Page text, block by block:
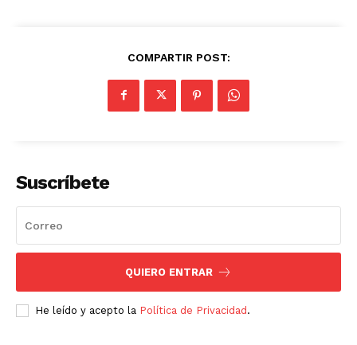
COMPARTIR POST:
Suscríbete
QUIERO ENTRAR
He leído y acepto la Política de Privacidad.